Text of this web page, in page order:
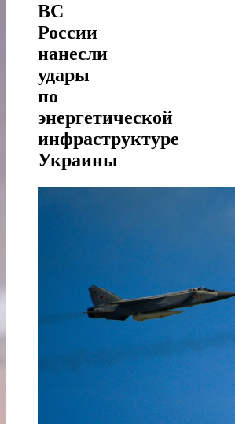
ВС
России
нанесли
удары
по
энергетической
инфраструктуре
Украины